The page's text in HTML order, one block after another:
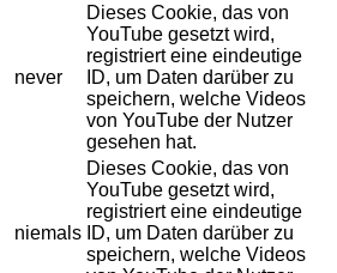
never
Dieses Cookie, das von
YouTube gesetzt wird,
registriert eine eindeutige
ID, um Daten darüber zu
speichern, welche Videos
von YouTube der Nutzer
gesehen hat.
niemals
Dieses Cookie, das von
YouTube gesetzt wird,
registriert eine eindeutige
ID, um Daten darüber zu
speichern, welche Videos